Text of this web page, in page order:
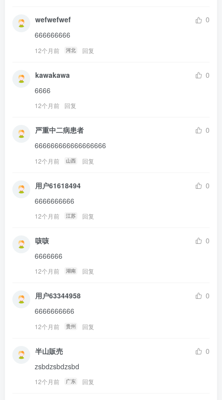
wefwefwef
0
666666666
12个月前 河北 回复
kawakawa
0
6666
12个月前 回复
严重中二病患者
0
666666666666666666
12个月前 山西 回复
用户61618494
0
6666666666
12个月前 江苏 回复
咳咳
0
6666666
12个月前 湖南 回复
用户63344958
0
6666666666
12个月前 贵州 回复
半山販売
0
zsbdzsbdzsbd
12个月前 广东 回复